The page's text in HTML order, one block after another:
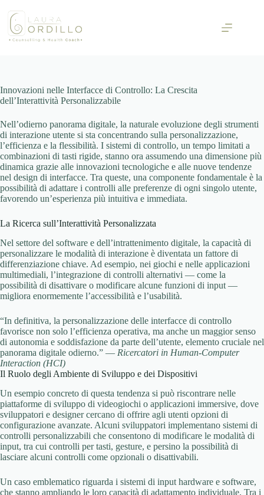
content
Innovazioni nelle Interfacce di Controllo: La Crescita
dell’Interattività Personalizzabile
Nell’odierno panorama digitale, la naturale evoluzione degli strumenti
di interazione utente si sta concentrando sulla personalizzazione,
l’efficienza e la flessibilità. I sistemi di controllo, un tempo limitati a
combinazioni di tasti rigide, stanno ora assumendo una dimensione più
dinamica grazie alle innovazioni tecnologiche e alle nuove tendenze
nel design di interfacce. Tra queste, una componente fondamentale è la
possibilità di adattare i controlli alle preferenze di ogni singolo utente,
favorendo un’esperienza più intuitiva e immediata.
La Ricerca sull’Interattività Personalizzata
Nel settore del software e dell’intrattenimento digitale, la capacità di
personalizzare le modalità di interazione è diventata un fattore di
differenziazione chiave. Ad esempio, nei giochi e nelle applicazioni
multimediali, l’integrazione di controlli alternativi — come la
possibilità di disattivare o modificare alcune funzioni di input —
migliora enormemente l’accessibilità e l’usabilità.
“In definitiva, la personalizzazione delle interfacce di controllo
favorisce non solo l’efficienza operativa, ma anche un maggior senso
di autonomia e soddisfazione da parte dell’utente, elemento cruciale nel
panorama digitale odierno.” — Ricercatori in Human-Computer
Interaction (HCI)
Il Ruolo degli Ambiente di Sviluppo e dei Dispositivi
Un esempio concreto di questa tendenza si può riscontrare nelle
piattaforme di sviluppo di videogiochi o applicazioni immersive, dove
sviluppatori e designer cercano di offrire agli utenti opzioni di
configurazione avanzate. Alcuni sviluppatori implementano sistemi di
controlli personalizzabili che consentono di modificare le modalità di
input, tra cui controlli per tasti, gesture, e persino la possibilità di
lasciare alcuni controlli come opzionali o disattivabili.
Un caso emblematico riguarda i sistemi di input hardware e software,
che stanno ampliando le loro capacità di adattamento individuale. Tra i